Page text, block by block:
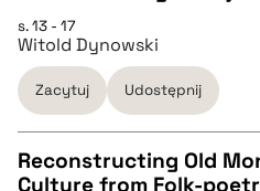
BIBTEX
pobierz cytat
s. 13 - 17
Witold Dynowski
Zacytuj Udostępnij
Reconstructing Old
Culture from Folk-